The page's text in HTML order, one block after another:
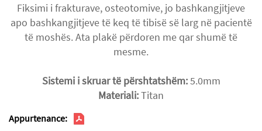
Fiksimi i frakturave, osteotomive, jo bashkangjitjeve
apo bashkangjitjeve të keq të tibisë së larg në pacientë
të moshës. Ata plakë përdoren me qar shumë të
mesme.
Sistemi i skruar të përshtatshëm:5.0mm
Materiali:Titan
Appurtenance: